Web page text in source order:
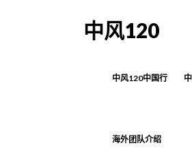
中风120
中风120中国行
海外团队介绍